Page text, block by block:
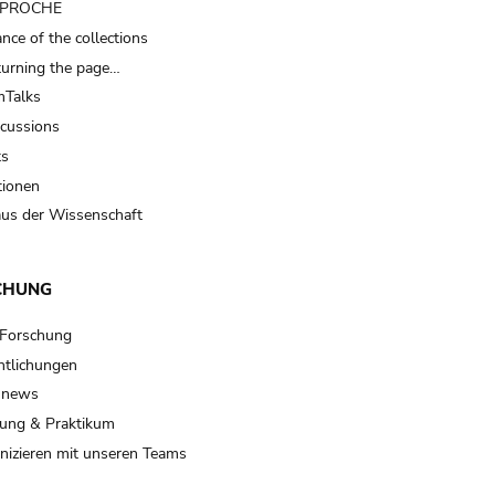
of the collections
the page…
der Wissenschaft
& Praktikum
mit unseren Teams